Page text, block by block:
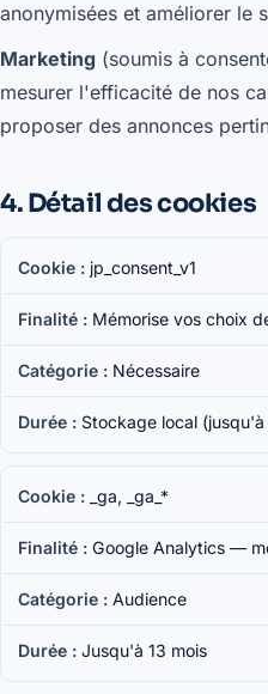
anonymisées et améliorer le
Marketing (soumis à
mesurer l'efficacité de nos
proposer des annonces
4. Détail des cookies
jp_consent_v1
Mémorise vos choix
Nécessaire
Stockage local
_ga, _ga_*
Google Analytics —
Audience
Jusqu'à 13 mois